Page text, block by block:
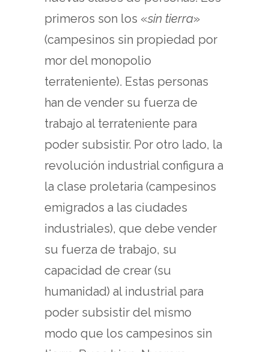
primeros son los «sin tierra»
(campesinos sin propiedad por
mor del monopolio
terrateniente). Estas personas
han de vender su fuerza de
trabajo al terrateniente para
poder subsistir. Por otro lado, la
revolución industrial configura a
la clase proletaria (campesinos
emigrados a las ciudades
industriales), que debe vender
su fuerza de trabajo, su
capacidad de crear (su
humanidad) al industrial para
poder subsistir del mismo
modo que los campesinos sin